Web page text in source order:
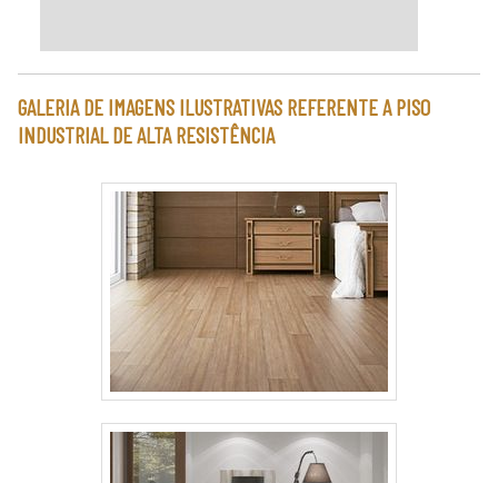
GALERIA DE IMAGENS ILUSTRATIVAS REFERENTE A PISO
INDUSTRIAL DE ALTA RESISTÊNCIA